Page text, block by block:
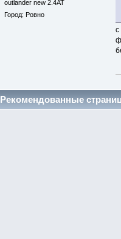
outlander new 2.4AT
Город: Ровно
Рекомендованные